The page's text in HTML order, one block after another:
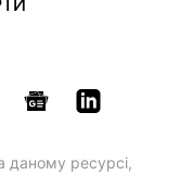
даному ресурсі,